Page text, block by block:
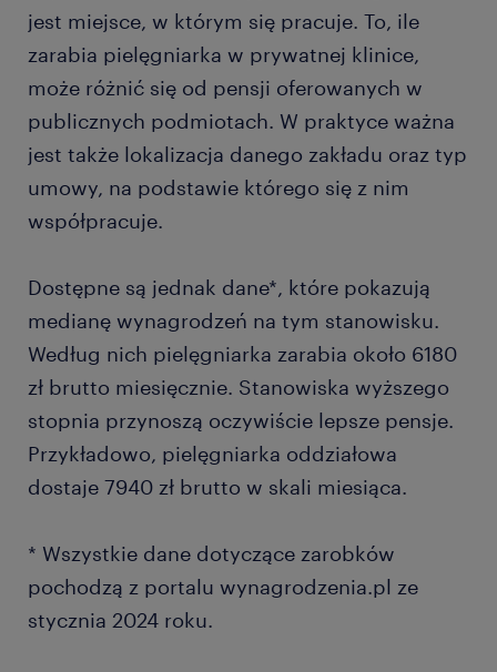
jest miejsce, w którym się pracuje. To, ile
zarabia pielęgniarka w prywatnej klinice,
może różnić się od pensji oferowanych w
publicznych podmiotach. W praktyce ważna
jest także lokalizacja danego zakładu oraz typ
umowy, na podstawie którego się z nim
współpracuje.
Dostępne są jednak dane*, które pokazują
medianę wynagrodzeń na tym stanowisku.
Według nich pielęgniarka zarabia około 6180
zł brutto miesięcznie. Stanowiska wyższego
stopnia przynoszą oczywiście lepsze pensje.
Przykładowo, pielęgniarka oddziałowa
dostaje 7940 zł brutto w skali miesiąca.
* Wszystkie dane dotyczące zarobków
pochodzą z portalu wynagrodzenia.pl ze
stycznia 2024 roku.